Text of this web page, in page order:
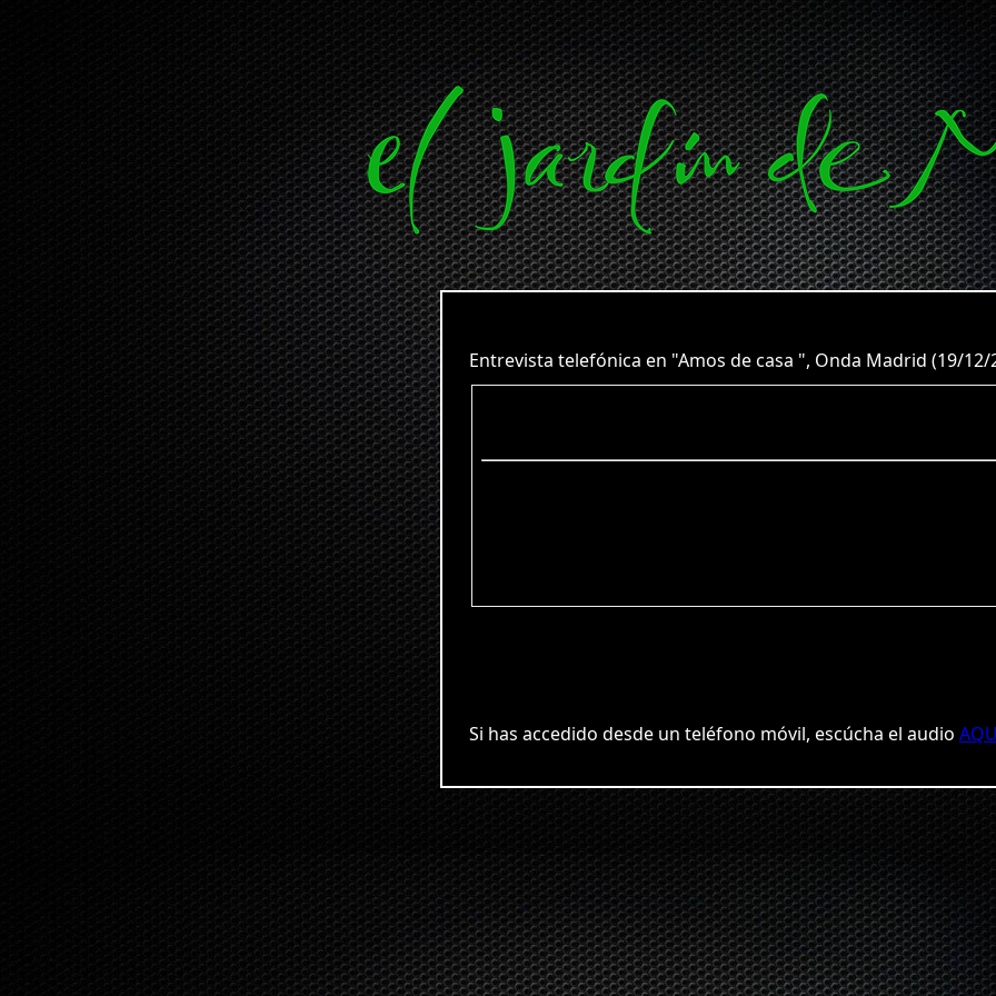
Entrevista telefónica en "Amos de casa ", Onda Madrid (19/12/
Si has accedido desde un teléfono móvil, escúcha el audio